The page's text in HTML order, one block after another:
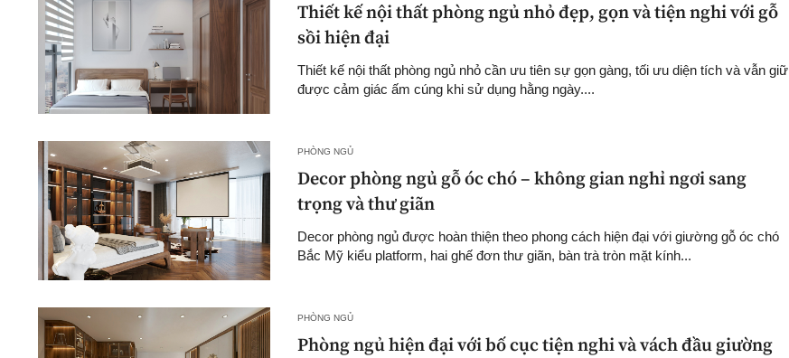
Thiết kế nội thất phòng ngủ nhỏ đẹp, gọn và tiện nghi với gỗ
sồi hiện đại
Thiết kế nội thất phòng ngủ nhỏ cần ưu tiên sự gọn gàng, tối ưu diện tích và vẫn giữ
được cảm giác ấm cúng khi sử dụng hằng ngày....
PHÒNG NGỦ
Decor phòng ngủ gỗ óc chó – không gian nghỉ ngơi sang
trọng và thư giãn
Decor phòng ngủ được hoàn thiện theo phong cách hiện đại với giường gỗ óc chó
Bắc Mỹ kiểu platform, hai ghế đơn thư giãn, bàn trà tròn mặt kính...
PHÒNG NGỦ
Phòng ngủ hiện đại với bố cục tiện nghi và vách đầu giường